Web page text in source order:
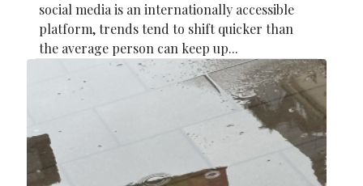
social media is an internationally accessible
platform, trends tend to shift quicker than
the average person can keep up...